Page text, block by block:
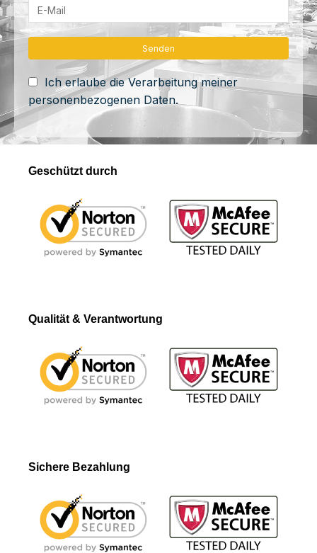
Ich erlaube die Verarbeitung meiner
personenbezogenen Daten.
Geschützt durch
Qualität & Verantwortung
Sichere Bezahlung